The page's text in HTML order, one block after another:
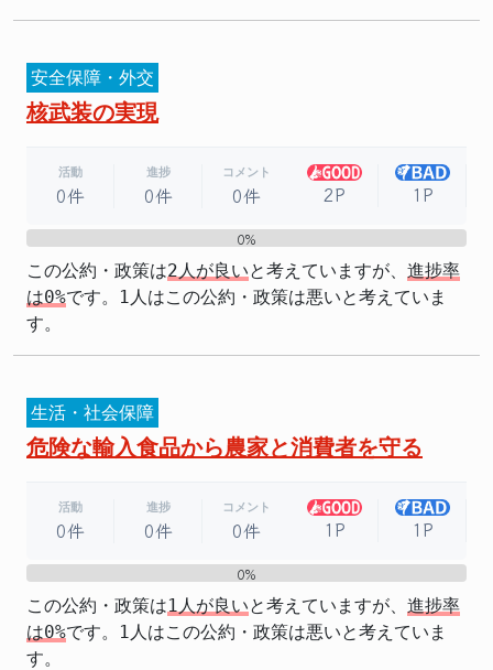
安全保障・外交
核武装の実現
活動
0件
進捗
0件
コメント
0件 2P 1P
0%
この公約・政策は2人が良いと考えていますが、 進捗率
は0%です。1人はこの公約・政策は悪いと考えていま
す。
生活・社会保障
危険な輸入食品から農家と消費者を守る
活動
0件
進捗
0件
コメント
0件 1P 1P
0%
この公約・政策は1人が良いと考えていますが、 進捗率
は0%です。1人はこの公約・政策は悪いと考えていま
す。